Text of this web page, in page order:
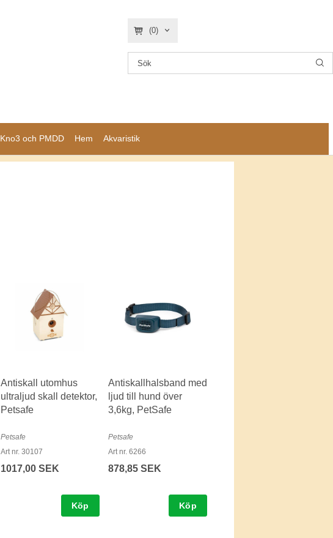
(0)
Kno3 och PMDD Hem Akvaristik
Antiskall utomhus
ultraljud skall detektor,
Petsafe
Petsafe
Art nr. 30107
1017,00 SEK
Köp
Antiskallhalsband med
ljud till hund över
3,6kg, PetSafe
Petsafe
Art nr. 6266
878,85 SEK
Köp